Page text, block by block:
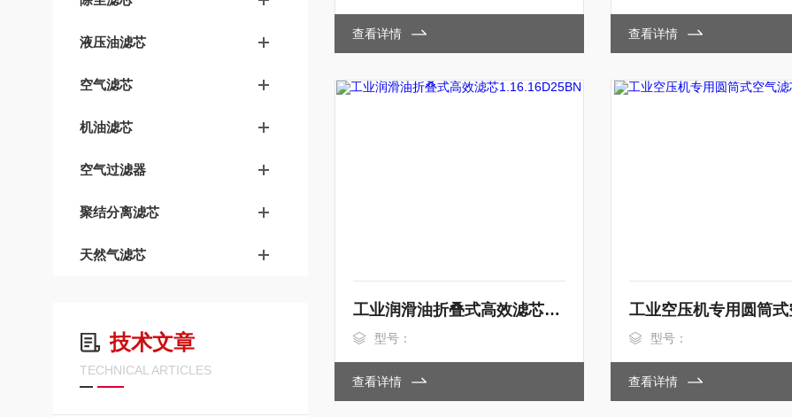
液压油滤芯
空气滤芯
机油滤芯
空气过滤器
聚结分离滤芯
天然气滤芯
技术文章
TECHNICAL ARTICLES
查看详情 查看详情
工业润滑油折叠式高效滤芯1.16.16D25BN
型号：
查看详情
型号：
查看详情